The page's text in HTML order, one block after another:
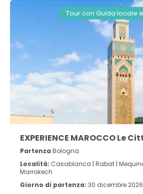
Tour con Guida locale
EXPERIENCE MAROCCO Le
Partenza Bologna
Località: Casablanca | Rabat |
Marrakech
Giorno di partenza: 30 dicembre 2026